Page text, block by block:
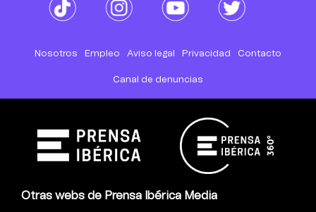
Nosotros Empleo Aviso legal Privacidad Contacto
Canal de denuncias
Otras webs de Prensa Ibérica Media